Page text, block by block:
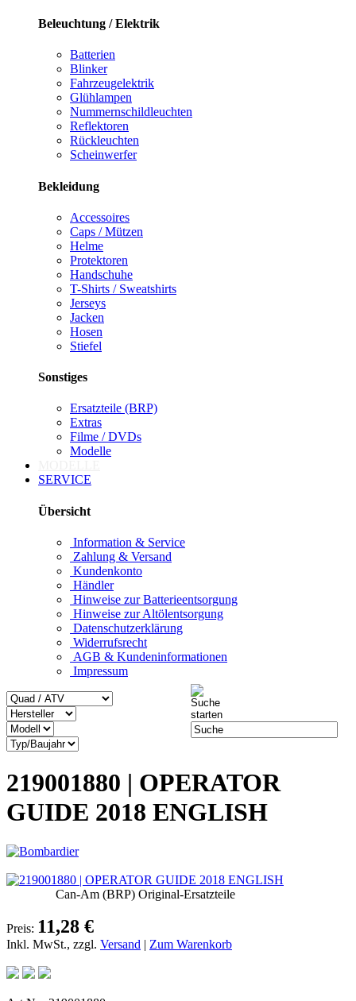
Beleuchtung / Elektrik
Batterien
Blinker
Fahrzeugelektrik
Glühlampen
Nummernschildleuchten
Reflektoren
Rückleuchten
Scheinwerfer
Bekleidung
Accessoires
Caps / Mützen
Helme
Protektoren
Handschuhe
T-Shirts / Sweatshirts
Jerseys
Jacken
Hosen
Stiefel
Sonstiges
Ersatzteile (BRP)
Extras
Filme / DVDs
Modelle
SERVICE
Übersicht
Information & Service
Zahlung & Versand
Kundenkonto
Händler
Hinweise zur Batterieentsorgung
Hinweise zur Altölentsorgung
Datenschutzerklärung
Widerrufsrecht
AGB & Kundeninformationen
Impressum
219001880 | OPERATOR
GUIDE 2018 ENGLISH
Can-Am (BRP) Original-Ersatzteile
Preis: 11,28 €
Inkl. MwSt., zzgl. Versand | Zum Warenkorb